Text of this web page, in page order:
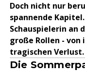
Doch nicht nur
spannende
Schauspielerin an
große Rollen - von
tragischen Verlust.
Die